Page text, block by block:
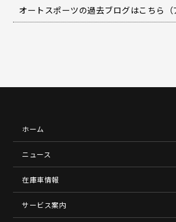
オートスポーツの過去ブログはこちら（
ホーム
ニュース
在庫車情報
サービス案内